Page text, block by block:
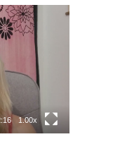
1.00x